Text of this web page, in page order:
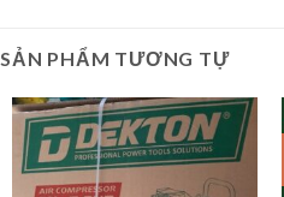
SẢN PHẨM TƯƠNG TỰ